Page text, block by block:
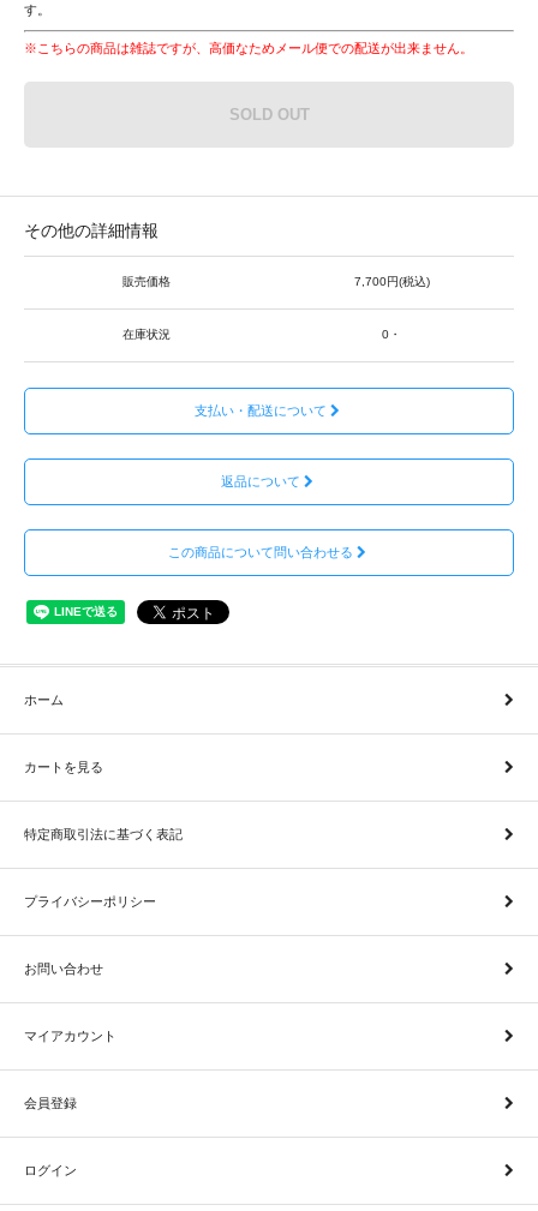
す。
※こちらの商品は雑誌ですが、高価なためメール便での配送が出来ません。
SOLD OUT
その他の詳細情報
販売価格 7,700円(税込)
在庫状況 0・
支払い・配送について
返品について
この商品について問い合わせる
ホーム
カートを見る
特定商取引法に基づく表記
プライバシーポリシー
お問い合わせ
マイアカウント
会員登録
ログイン